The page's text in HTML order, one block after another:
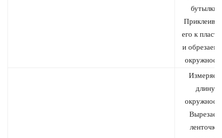
бутылки.
его к
и обрезаем
Измеряем
длину
Вырезаем
ленточку,